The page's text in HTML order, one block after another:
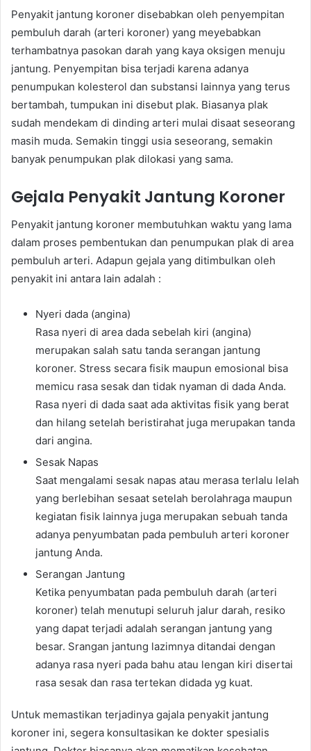
Penyakit jantung koroner disebabkan oleh penyempitan
pembuluh darah (arteri koroner) yang meyebabkan
terhambatnya pasokan darah yang kaya oksigen menuju
jantung. Penyempitan bisa terjadi karena adanya
penumpukan kolesterol dan substansi lainnya yang terus
bertambah, tumpukan ini disebut plak. Biasanya plak
sudah mendekam di dinding arteri mulai disaat seseorang
masih muda. Semakin tinggi usia seseorang, semakin
banyak penumpukan plak dilokasi yang sama.
Gejala Penyakit Jantung Koroner
Penyakit jantung koroner membutuhkan waktu yang lama
dalam proses pembentukan dan penumpukan plak di area
pembuluh arteri. Adapun gejala yang ditimbulkan oleh
penyakit ini antara lain adalah :
Nyeri dada (angina)
Rasa nyeri di area dada sebelah kiri (angina)
merupakan salah satu tanda serangan jantung
koroner. Stress secara fisik maupun emosional bisa
memicu rasa sesak dan tidak nyaman di dada Anda.
Rasa nyeri di dada saat ada aktivitas fisik yang berat
dan hilang setelah beristirahat juga merupakan tanda
dari angina.
Sesak Napas
Saat mengalami sesak napas atau merasa terlalu lelah
yang berlebihan sesaat setelah berolahraga maupun
kegiatan fisik lainnya juga merupakan sebuah tanda
adanya penyumbatan pada pembuluh arteri koroner
jantung Anda.
Serangan Jantung
Ketika penyumbatan pada pembuluh darah (arteri
koroner) telah menutupi seluruh jalur darah, resiko
yang dapat terjadi adalah serangan jantung yang
besar. Srangan jantung lazimnya ditandai dengan
adanya rasa nyeri pada bahu atau lengan kiri disertai
rasa sesak dan rasa tertekan didada yg kuat.
Untuk memastikan terjadinya gajala penyakit jantung
koroner ini, segera konsultasikan ke dokter spesialis